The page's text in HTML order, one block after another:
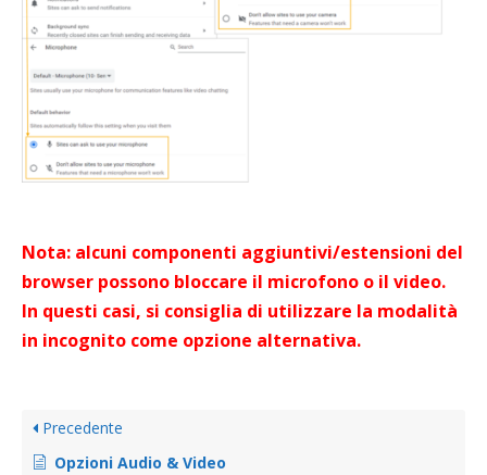
Nota: alcuni componenti aggiuntivi/estensioni del
browser possono bloccare il microfono o il video.
In questi casi, si consiglia di utilizzare la modalità
in incognito come opzione alternativa.
Precedente
Opzioni Audio & Video